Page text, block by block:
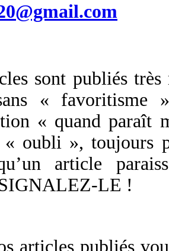
sont publiés
«
« quand
oubli », toujours
article
LE !
articles publiés